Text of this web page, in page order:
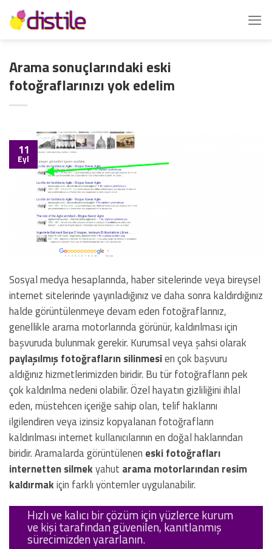
İçeriğe
atla
Arama sonuçlarındaki eski
fotoğraflarınızı yok edelim
11
Eyl
Sosyal medya hesaplarında, haber sitelerinde veya bireysel
internet sitelerinde yayınladığınız ve daha sonra kaldırdığınız
halde görüntülenmeye devam eden fotoğraflarınız,
genellikle arama motorlarında görünür, kaldırılması için
başvuruda bulunmak gerekir. Kurumsal veya şahsi olarak
paylaşılmış fotoğrafların silinmesien çok başvuru
aldığınız hizmetlerimizden biridir. Bu tür fotoğrafların pek
çok kaldırılma nedeni olabilir. Özel hayatın gizliliğini ihlal
eden, müstehcen içeriğe sahip olan, telif haklarını
ilgilendiren veya izinsiz kopyalanan fotoğrafların
kaldırılması internet kullanıcılarının en doğal haklarından
biridir. Aramalarda görüntülenen eski fotoğrafları
internetten silmekyahut arama motorlarından resim
kaldırmakiçin farklı yöntemler uygulanabilir.
Hızlı ve kalıcı bir çözüm için yüzlerce kurum
ve kişi tarafından güvenilen, kanıtlanmış
sürecimizden yararlanın.